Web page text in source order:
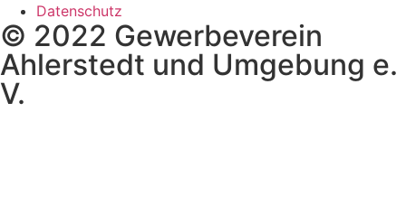
Datenschutz
© 2022 Gewerbeverein
Ahlerstedt und Umgebung e.
V.